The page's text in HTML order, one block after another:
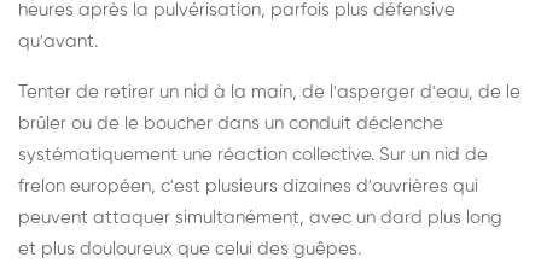
heures après la pulvérisation, parfois plus défensive
qu'avant.
Tenter de retirer un nid à la main, de l'asperger d'eau, de le
brûler ou de le boucher dans un conduit déclenche
systématiquement une réaction collective. Sur un nid de
frelon européen, c'est plusieurs dizaines d'ouvrières qui
peuvent attaquer simultanément, avec un dard plus long
et plus douloureux que celui des guêpes.